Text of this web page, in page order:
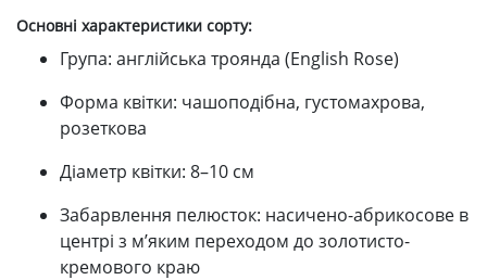
Основні характеристики сорту:
Група: англійська троянда (English Rose)
Форма квітки: чашоподібна, густомахрова,
розеткова
Діаметр квітки: 8–10 см
Забарвлення пелюсток: насичено-абрикосове в
центрі з м’яким переходом до золотисто-
кремового краю